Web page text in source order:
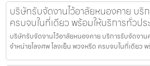
บริษัทรับจัดงานไว้อาลัยหนองคาย บริ
ครบจบในที่เดียว พร้อมให้บริการทั่วปร
บริษัทรับจัดงานไว้อาลัยหนองคาย บริการรับจัดงา
จำหน่ายโลงศพ โลงเย็น พวงหรีด ครบจบในที่เดียว